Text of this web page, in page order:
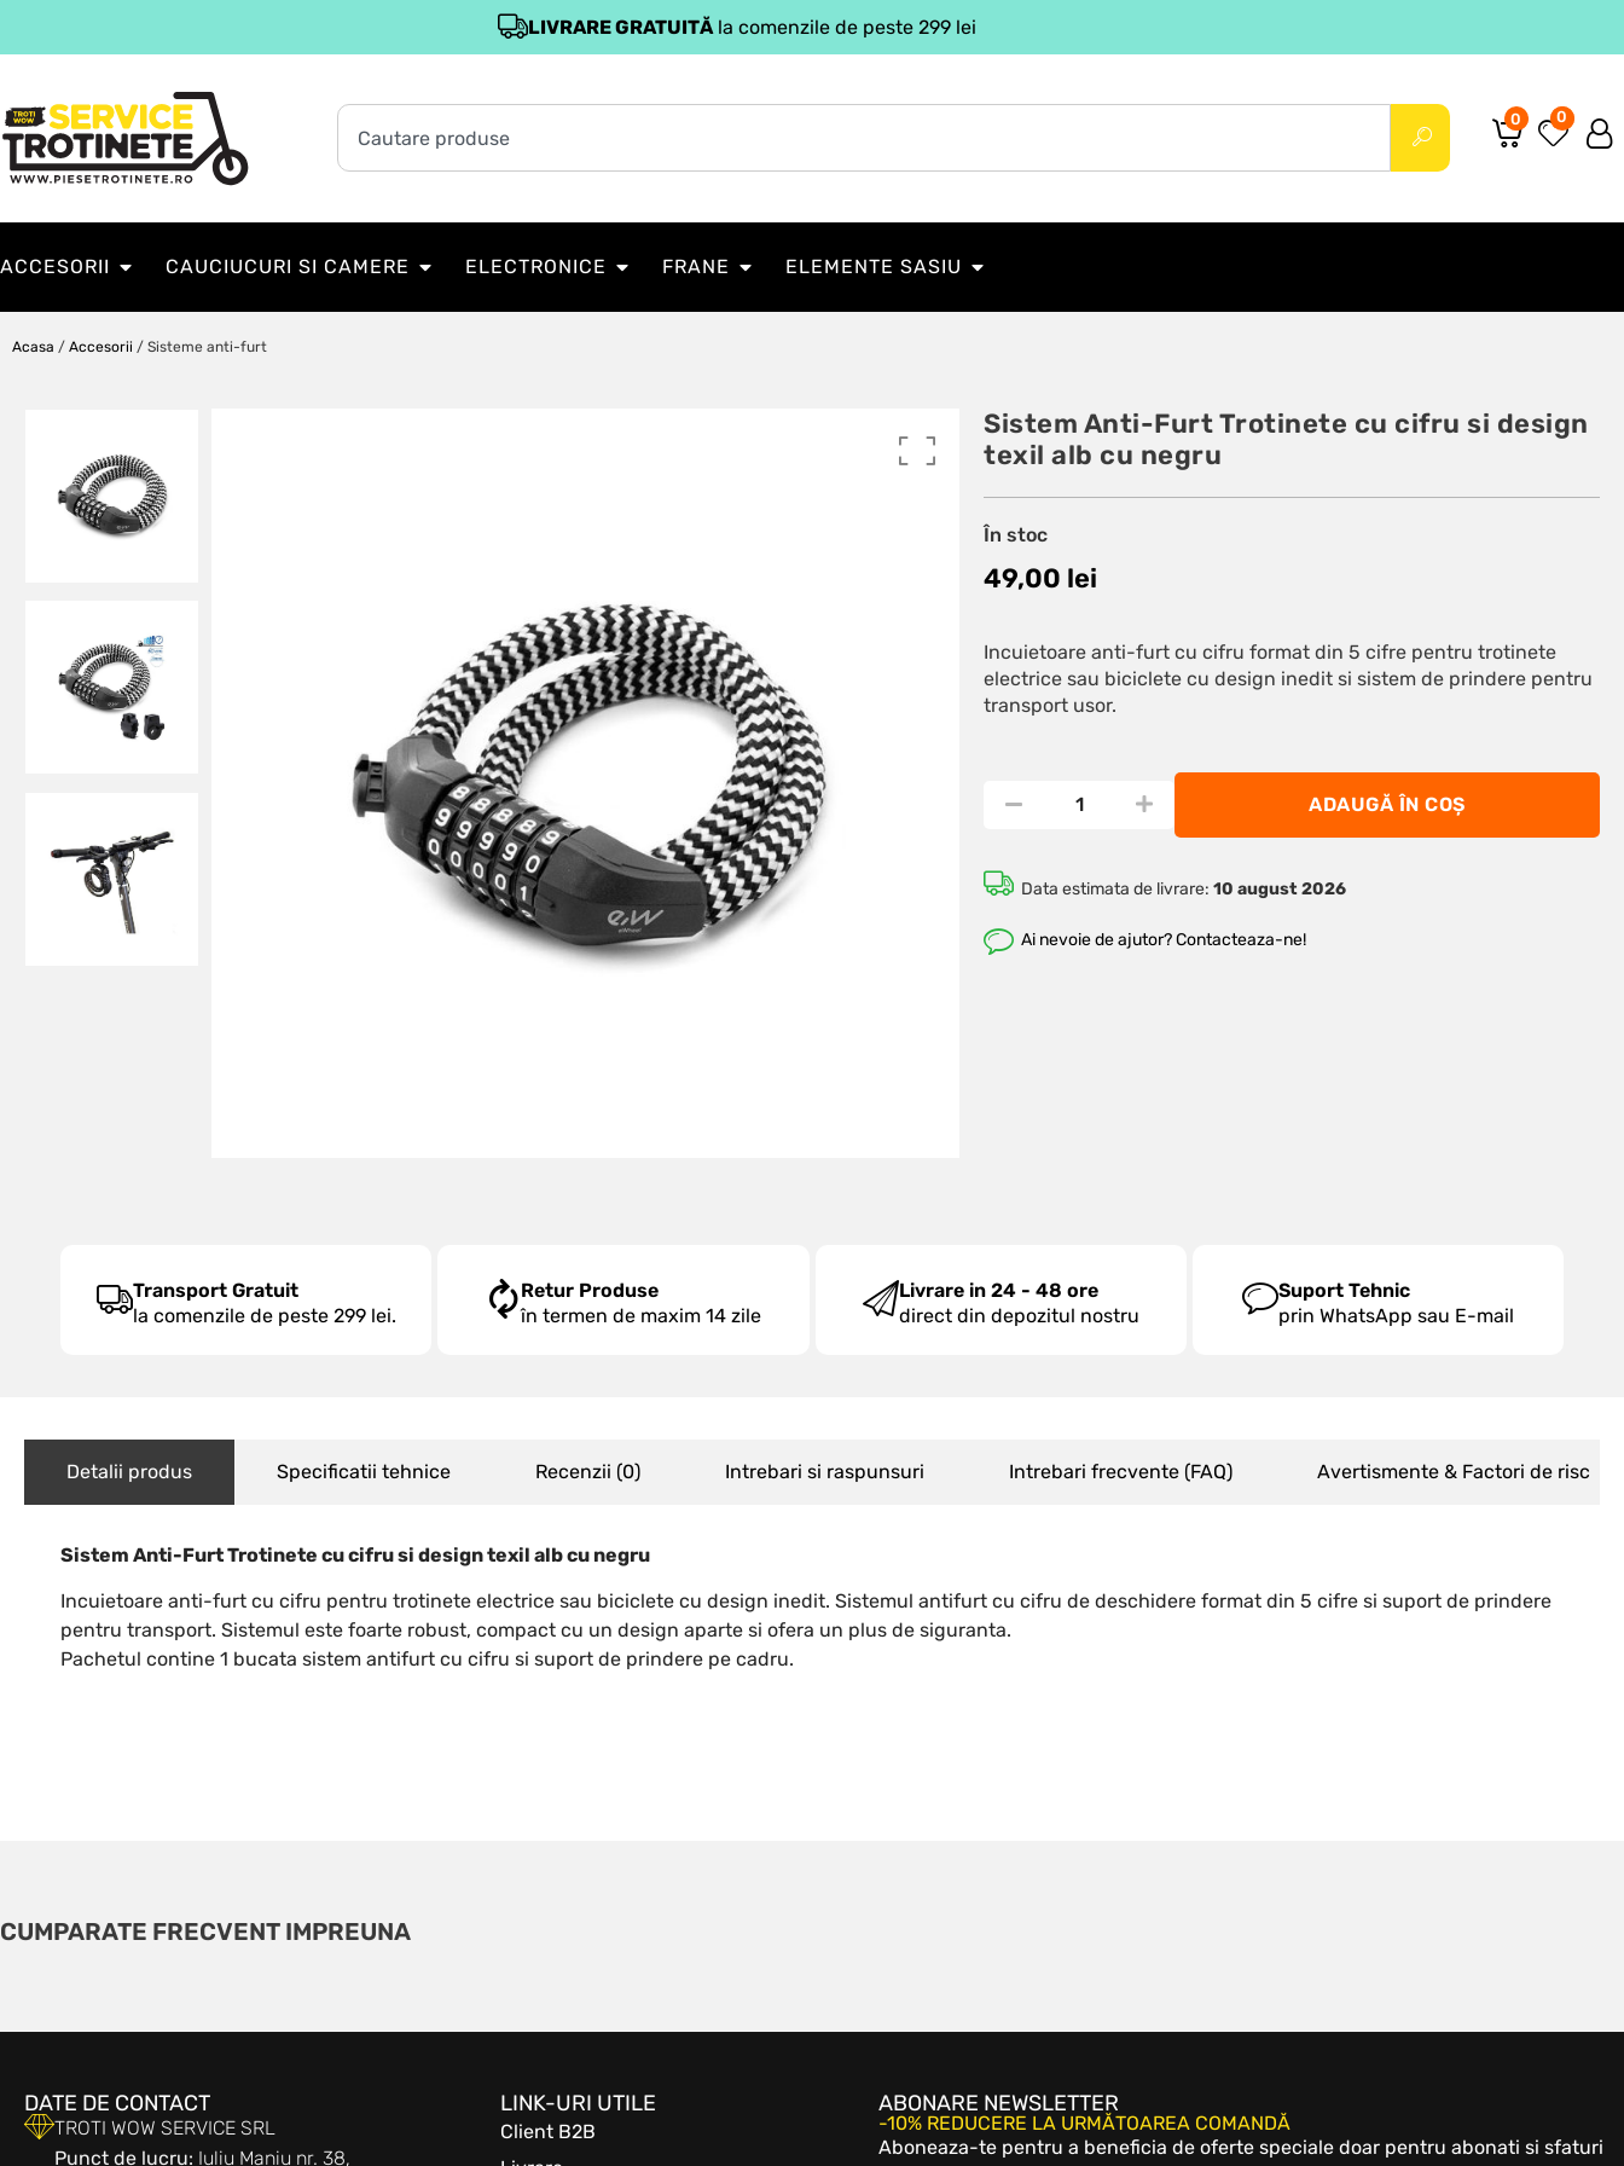
LIVRARE GRATUITĂ la comenzile de peste 299 lei
0 0
ACCESORII CAUCIUCURI SI CAMERE ELECTRONICE FRANE ELEMENTE SASIU
Acasa / Accesorii / Sisteme anti-furt
Sistem Anti-Furt Trotinete cu cifru si design
texil alb cu negru
În stoc
49,00 lei
Incuietoare anti-furt cu cifru format din 5 cifre pentru trotinete
electrice sau biciclete cu design inedit si sistem de prindere pentru
transport usor.
ADAUGĂ ÎN COȘ
Data estimata de livrare:10 august 2026
Ai nevoie de ajutor? Contacteaza-ne!
Transport Gratuit
la comenzile de peste 299 lei.
Retur Produse
în termen de maxim 14 zile
Livrare in 24 - 48 ore
direct din depozitul nostru
Suport Tehnic
prin WhatsApp sau E-mail
Detalii produs Specificatii tehnice Recenzii (0) Intrebari si raspunsuri Intrebari frecvente (FAQ) Avertismente & Factori de risc
Sistem Anti-Furt Trotinete cu cifru si design texil alb cu negru
Incuietoare anti-furt cu cifru pentru trotinete electrice sau biciclete cu design inedit. Sistemul antifurt cu cifru de deschidere format din 5 cifre si suport de prindere
pentru transport. Sistemul este foarte robust, compact cu un design aparte si ofera un plus de siguranta.
Pachetul contine 1 bucata sistem antifurt cu cifru si suport de prindere pe cadru.
CUMPARATE FRECVENT IMPREUNA
DATE DE CONTACT
TROTI WOW SERVICE SRL
Punct de lucru: Iuliu Maniu nr. 38,
LINK-URI UTILE
Client B2B
ABONARE NEWSLETTER
-10% REDUCERE LA URMĂTOAREA COMANDĂ
Aboneaza-te pentru a beneficia de oferte speciale doar pentru abonati si sfaturi